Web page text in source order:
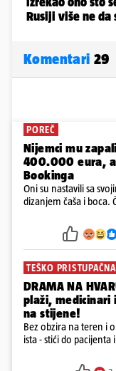
Komentari 29
POREČ
Nijemci mu
400.000 eura, a
Bookinga
Oni su nastavili sa
dizanjem čaša i boca.
požar, rekao je vlasnik
TEŠKO
DRAMA NA
plaži,
na stijene!
Bez obzira na teren i
ista - stići do